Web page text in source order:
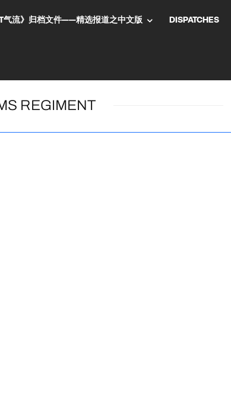
气流》归档文件——精选报道之中文版 DISPATCHES
REGIMENT